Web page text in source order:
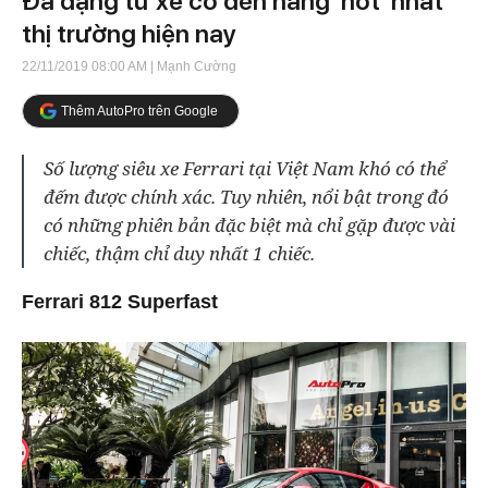
thị trường hiện nay
22/11/2019 08:00 AM | Mạnh Cường
Thêm AutoPro trên Google
Số lượng siêu xe Ferrari tại Việt Nam khó có thể
đếm được chính xác. Tuy nhiên, nổi bật trong đó
có những phiên bản đặc biệt mà chỉ gặp được vài
chiếc, thậm chỉ duy nhất 1 chiếc.
Ferrari 812 Superfast